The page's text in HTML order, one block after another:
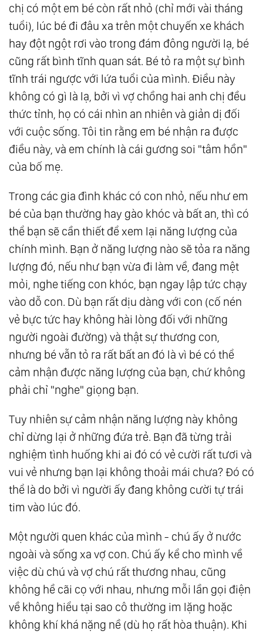
chị có một em bé còn rất nhỏ (chỉ mới vài tháng
tuổi), lúc bé đi đâu xa trên một chuyến xe khách
hay đột ngột rơi vào trong đám đông người lạ, bé
cũng rất bình tĩnh quan sát. Bé tỏ ra một sự bình
tĩnh trái ngược với lứa tuổi của mình. Điều này
không có gì là lạ, bởi vì vợ chồng hai anh chị đều
thức tỉnh, họ có cái nhìn an nhiên và giản dị đối
với cuộc sống. Tôi tin rằng em bé nhận ra được
điều này, và em chính là cái gương soi "tâm hồn"
của bố mẹ.
Trong các gia đình khác có con nhỏ, nếu như em
bé của bạn thường hay gào khóc và bất an, thì có
thể bạn sẽ cần thiết để xem lại năng lượng của
chính mình. Bạn ở năng lượng nào sẽ tỏa ra năng
lượng đó, nếu như bạn vừa đi làm về, đang mệt
mỏi, nghe tiếng con khóc, bạn ngay lập tức chạy
vào dỗ con. Dù bạn rất dịu dàng với con (cố nén
vẻ bực tức hay không hài lòng đối với những
người ngoài đường) và thật sự thương con,
nhưng bé vẫn tỏ ra rất bất an đó là vì bé có thể
cảm nhận được năng lượng của bạn, chứ không
phải chỉ "nghe" giọng bạn.
Tuy nhiên sự cảm nhận năng lượng này không
chỉ dừng lại ở những đứa trẻ. Bạn đã từng trải
nghiệm tình huống khi ai đó có vẻ cười rất tươi và
vui vẻ nhưng bạn lại không thoải mái chưa? Đó có
thể là do bởi vì người ấy đang không cười tự trái
tim vào lúc đó.
Một người quen khác của mình - chú ấy ở nước
ngoài và sống xa vợ con. Chú ấy kể cho mình về
việc dù chú và vợ chú rất thương nhau, cũng
không hề cãi cọ với nhau, nhưng mỗi lần gọi điện
về không hiểu tại sao cô thường im lặng hoặc
không khí khá nặng nề (dù họ rất hòa thuận). Khi